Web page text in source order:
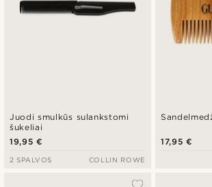
Juodi smulkūs sulankstomi
šukeliai
19,95 €
2 SPALVOS COLLIN ROWE
17,95 €